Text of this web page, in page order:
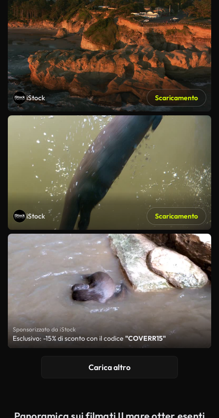
iStock Scaricamento
iStock Scaricamento
Sponsorizzato da iStock
Esclusivo: -15% di sconto con il codice "COVERR15"
Carica altro